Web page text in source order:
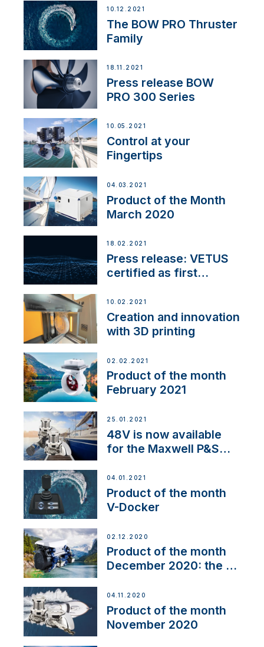
10.12.2021
The BOW PRO Thruster
Family
18.11.2021
Press release BOW
PRO 300 Series
10.05.2021
Control at your
Fingertips
04.03.2021
Product of the Month
March 2020
18.02.2021
Press release: VETUS
certified as first
NMEA 2000
10.02.2021
Creation and innovation
with 3D printing
02.02.2021
Product of the month
February 2021
25.01.2021
48V is now available
for the Maxwell P&S
04.01.2021
Product of the month
V-Docker
02.12.2020
Product of the month
December 2020: the E-
04.11.2020
Product of the month
November 2020